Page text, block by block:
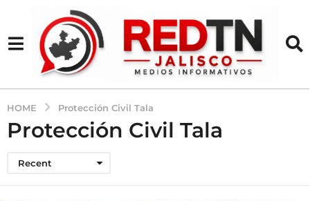
HOME Protección Civil Tala
Protección Civil Tala
Recent